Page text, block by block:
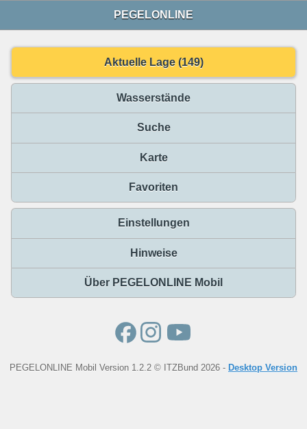
PEGELONLINE
Aktuelle Lage (149)
Wasserstände
Suche
Karte
Favoriten
Einstellungen
Hinweise
Über PEGELONLINE Mobil
PEGELONLINE Mobil Version 1.2.2 © ITZBund 2026 - Desktop Version